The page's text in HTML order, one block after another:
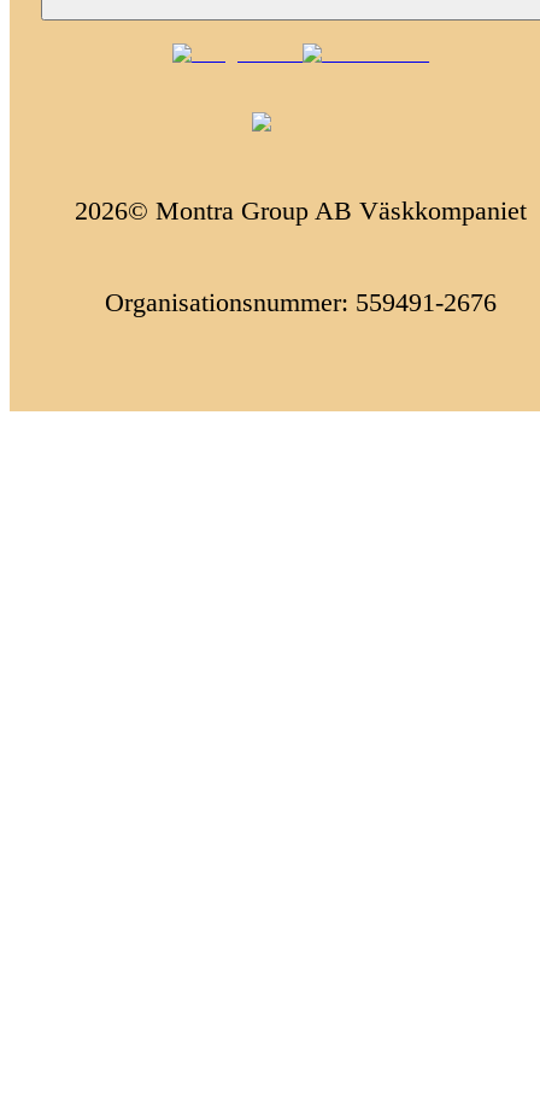
2026© Montra Group AB Väskkompaniet
Organisationsnummer: 559491-2676